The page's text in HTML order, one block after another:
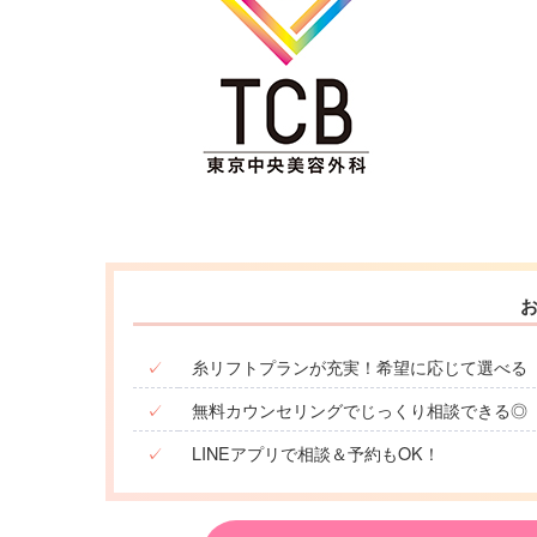
✓
糸リフトプランが充実！希望に応じて選べる
✓
無料カウンセリングでじっくり相談できる◎
✓
LINEアプリで相談＆予約もOK！